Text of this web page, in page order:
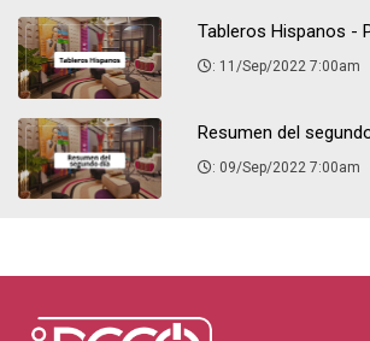
Tableros Hispanos -
: 11/Sep/2022 7:00am
Resumen del
: 09/Sep/2022 7:00am